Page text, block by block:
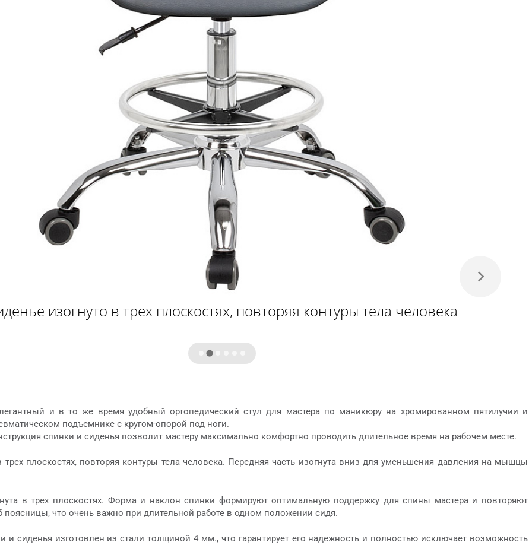
изогнуто в трех плоскостях, повторяя контуры тела человека
и в то же время удобный ортопедический стул для мастера по маникюру на хромированном пятилучии и
подъемнике с кругом-опорой под ноги.
спинки и сиденья позволит мастеру максимально комфортно проводить длительное время на рабочем месте.
трех плоскостях, повторяя контуры тела человека. Передняя часть изогнута вниз для уменьшения давления на мышцы
в трех плоскостях. Форма и наклон спинки формируют оптимальную поддержку для спины мастера и повторяют
поясницы, что очень важно при длительной работе в одном положении сидя.
и сиденья изготовлен из стали толщиной 4 мм., что гарантирует его надежность и полностью исключает возможность